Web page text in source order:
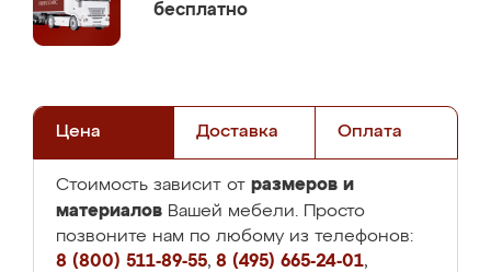
бесплатно
Цена Доставка Оплата
Стоимость зависит от размеров и
материалов Вашей мебели. Просто
позвоните нам по любому из телефонов:
8 (800) 511-89-55, 8 (495) 665-24-01,